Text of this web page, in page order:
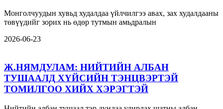
Монголчуудын хувьд худалдаа үйлчилгээ авах, зах худалдааны
төвүүдийг зорих нь өдөр тутмын амьдралын
2026-06-23
Ж.НЯМДУЛАМ: НИЙТИЙН АЛБАН
ТУШААЛД ХҮЙСИЙН ТЭНЦВЭРТЭЙ
ТОМИЛГОО ХИЙХ ХЭРЭГТЭЙ